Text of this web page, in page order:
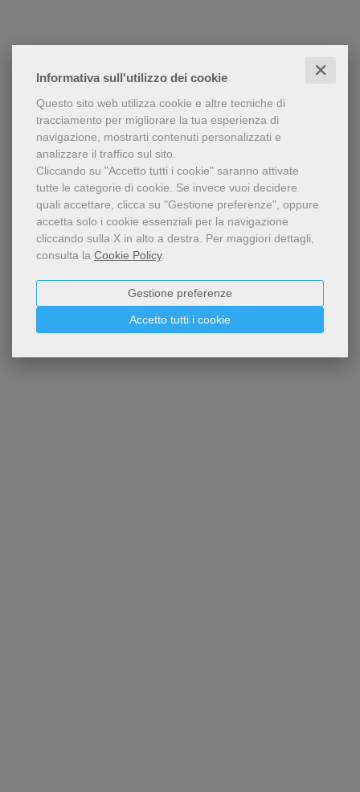
Informativa sull'utilizzo dei cookie ✕
Questo sito web utilizza cookie e altre tecniche di
tracciamento per migliorare la tua esperienza di
navigazione, mostrarti contenuti personalizzati e
analizzare il traffico sul sito.
Cliccando su "Accetto tutti i cookie" saranno attivate
tutte le categorie di cookie. Se invece vuoi decidere
quali accettare, clicca su "Gestione preferenze", oppure
accetta solo i cookie essenziali per la navigazione
cliccando sulla X in alto a destra. Per maggiori dettagli,
consulta la Cookie Policy.
Accetto tutti i cookie
Gestione preferenze